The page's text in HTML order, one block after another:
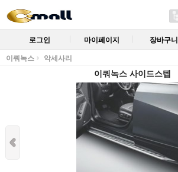
로그인 마이페이지 장바구니
이쿼녹스 악세사리
이쿼녹스 사이드스텝